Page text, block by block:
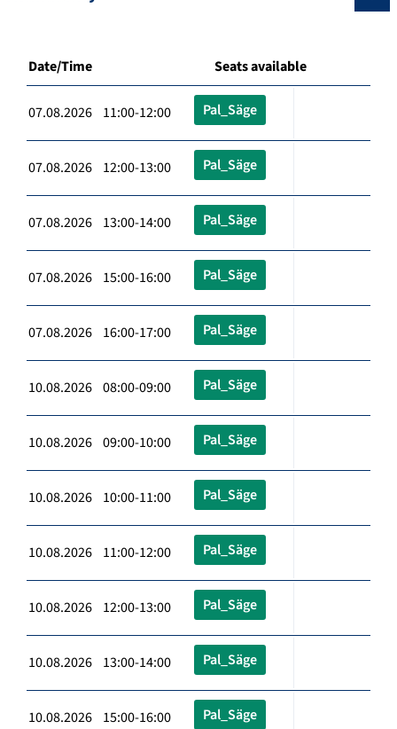
Date/Time Seats available
07.08.2026 11:00-12:00 Pal_Säge
07.08.2026 12:00-13:00 Pal_Säge
07.08.2026 13:00-14:00 Pal_Säge
07.08.2026 15:00-16:00 Pal_Säge
07.08.2026 16:00-17:00 Pal_Säge
10.08.2026 08:00-09:00 Pal_Säge
10.08.2026 09:00-10:00 Pal_Säge
10.08.2026 10:00-11:00 Pal_Säge
10.08.2026 11:00-12:00 Pal_Säge
10.08.2026 12:00-13:00 Pal_Säge
10.08.2026 13:00-14:00 Pal_Säge
10.08.2026 15:00-16:00 Pal_Säge